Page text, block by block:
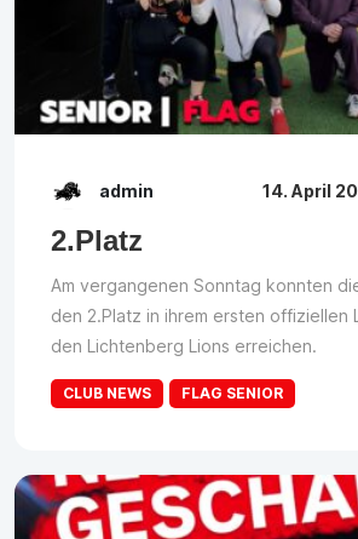
admin 14. April
2.Platz
Am vergangenen Sonntag konnten
den 2.Platz in ihrem ersten offiziellen
den Lichtenberg Lions erreichen.
CLUB NEWS FLAG SENIOR